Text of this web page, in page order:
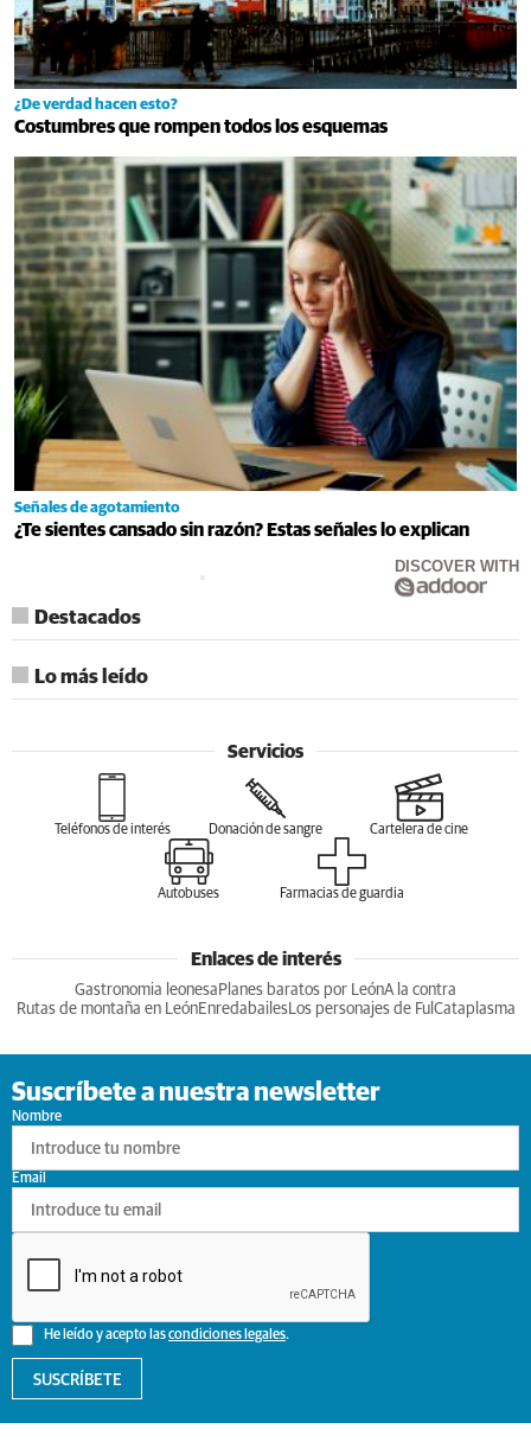
¿De verdad hacen esto?
Costumbres que rompen todos los esquemas
Señales de agotamiento
¿Te sientes cansado sin razón? Estas señales lo explican
DISCOVER WITH
Destacados
Lo más leído
Servicios
Teléfonos de interés Donación de sangre Cartelera de cine
Autobuses Farmacias de guardia
Enlaces de interés
Gastronomia leonesa Planes baratos por LeónA la contra
Rutas de montaña en LeónEnredabailesLos personajes de Ful Cataplasma
Suscríbete a nuestra newsletter
Nombre
He leído y acepto lascondiciones legales.
Email
SUSCRÍBETE